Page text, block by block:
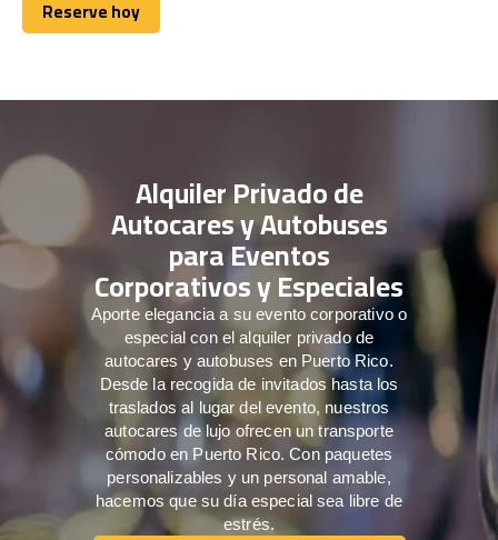
Reserve hoy
Reserve hoy
Alquiler Privado de
Autocares y Autobuses
para Eventos
Corporativos y Especiales
Aporte elegancia a su evento corporativo o
especial con el alquiler privado de
autocares y autobuses en Puerto Rico.
Desde la recogida de invitados hasta los
traslados al lugar del evento, nuestros
autocares de lujo ofrecen un transporte
cómodo en Puerto Rico. Con paquetes
personalizables y un personal amable,
hacemos que su día especial sea libre de
estrés.